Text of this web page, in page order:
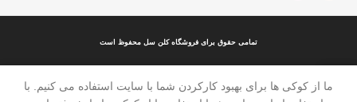
تمامی حقوق برای فروشگاه کلن سل محفوظ است
حساب من
خانه
ما از کوکی ها برای بهبود کارکردن شما با سایت استفاده می کنیم. با